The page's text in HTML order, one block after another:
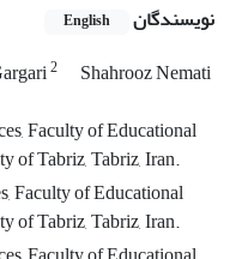
نویسندگان English
2 Shahrooz Nemati
Faculty of Educational
of Tabriz, Tabriz, Iran.
Faculty of Educational
of Tabriz, Tabriz, Iran.